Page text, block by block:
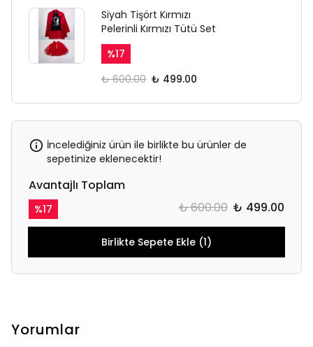
Siyah Tişört Kırmızı
Pelerinli Kırmızı Tütü Set
%17
₺ 600.00 ₺ 499.00
İncelediğiniz ürün ile birlikte bu ürünler de
sepetinize eklenecektir!
Avantajlı Toplam
%17 ₺ 600.00 ₺ 499.00
Birlikte Sepete Ekle (1)
Yorumlar